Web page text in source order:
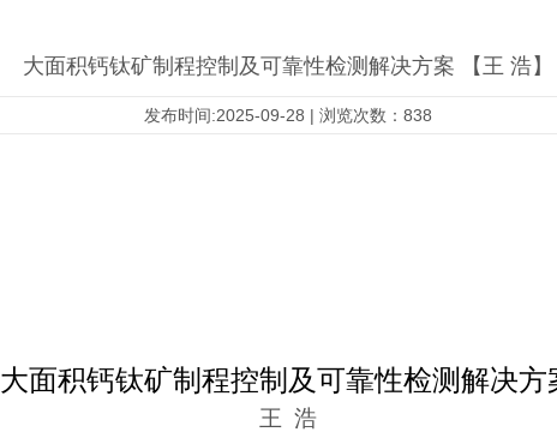
大面积钙钛矿制程控制及可靠性检测解决方案 【王 浩】
发布时间:2025-09-28 | 浏览次数：838
大面积钙钛矿制程控制及可靠性检测解决方
王 浩